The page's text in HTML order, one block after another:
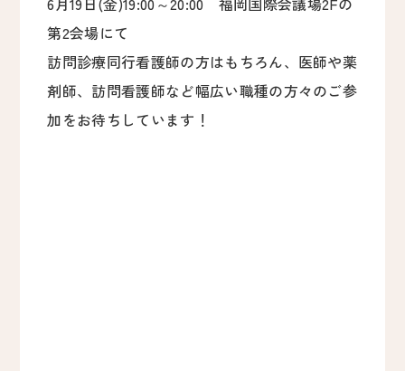
第2会場にて
訪問診療同行看護師の方はもちろん、医師や薬
剤師、訪問看護師など幅広い職種の方々のご参
加をお待ちしています！